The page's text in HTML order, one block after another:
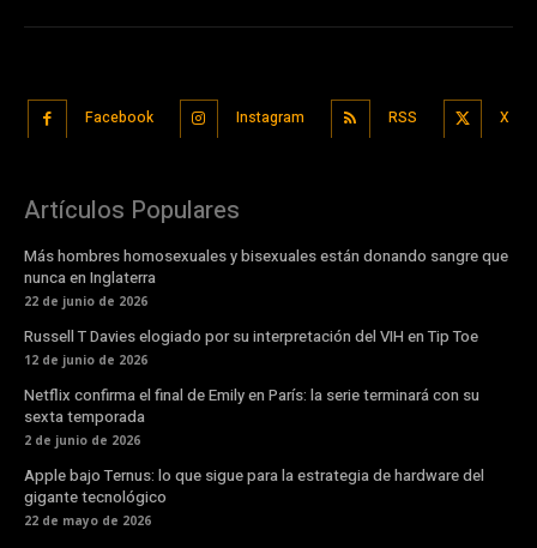
Facebook Instagram RSS X
Artículos Populares
Más hombres homosexuales y bisexuales están donando sangre que
nunca en Inglaterra
22 de junio de 2026
Russell T Davies elogiado por su interpretación del VIH en Tip Toe
12 de junio de 2026
Netflix confirma el final de Emily en París: la serie terminará con su
sexta temporada
2 de junio de 2026
Apple bajo Ternus: lo que sigue para la estrategia de hardware del
gigante tecnológico
22 de mayo de 2026